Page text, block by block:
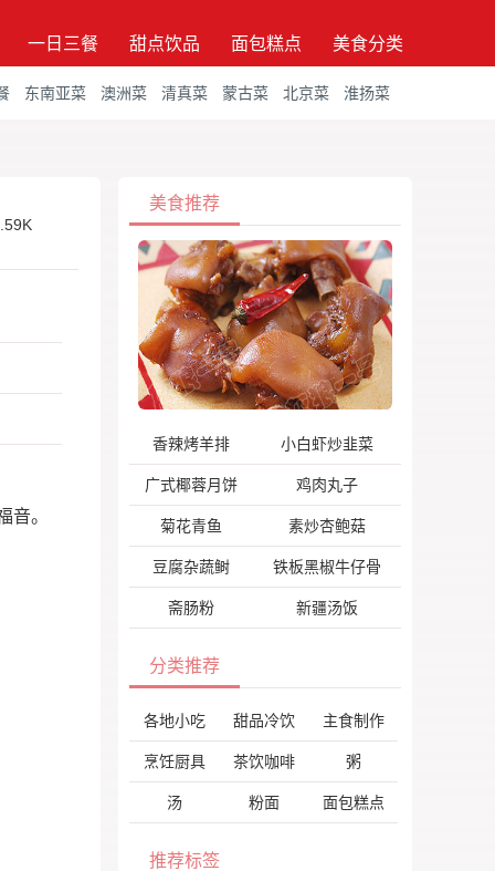
一日三餐 甜点饮品 面包糕点 美食分类
东南亚菜 澳洲菜 清真菜 蒙古菜 北京菜 淮扬菜
音。
美食推荐
香辣烤羊排 小白虾炒韭菜
广式椰蓉月饼 鸡肉丸子
菊花青鱼 素炒杏鲍菇
豆腐杂蔬鲥 铁板黑椒牛仔骨
斋肠粉 新疆汤饭
分类推荐
各地小吃 甜品冷饮 主食制作
烹饪厨具 茶饮咖啡 粥
汤 粉面 面包糕点
推荐标签